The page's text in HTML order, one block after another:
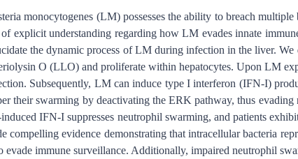
monocytogenes (LM) possesses the ability to breach
explicit understanding regarding how LM evades innate
the dynamic process of LM during infection in the liver.
O (LLO) and proliferate within hepatocytes. Upon LM
Subsequently, LM can induce type I interferon (IFN-I)
their swarming by deactivating the ERK pathway, thus
induced IFN-I suppresses neutrophil swarming, and patients
compelling evidence demonstrating that intracellular bacteria
evade immune surveillance. Additionally, impaired neutrophil